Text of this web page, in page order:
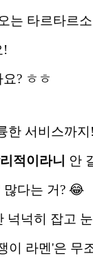
는 타르타르
!
? ㅎㅎ
한 서비스까
적이라니 안
많다는 거? 😂
넉넉히 잡고
이 라멘'은 무